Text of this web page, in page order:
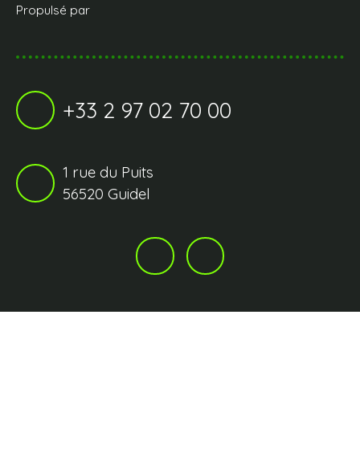
Propulsé par
+33 2 97 02 70 00
1 rue du Puits
56520 Guidel